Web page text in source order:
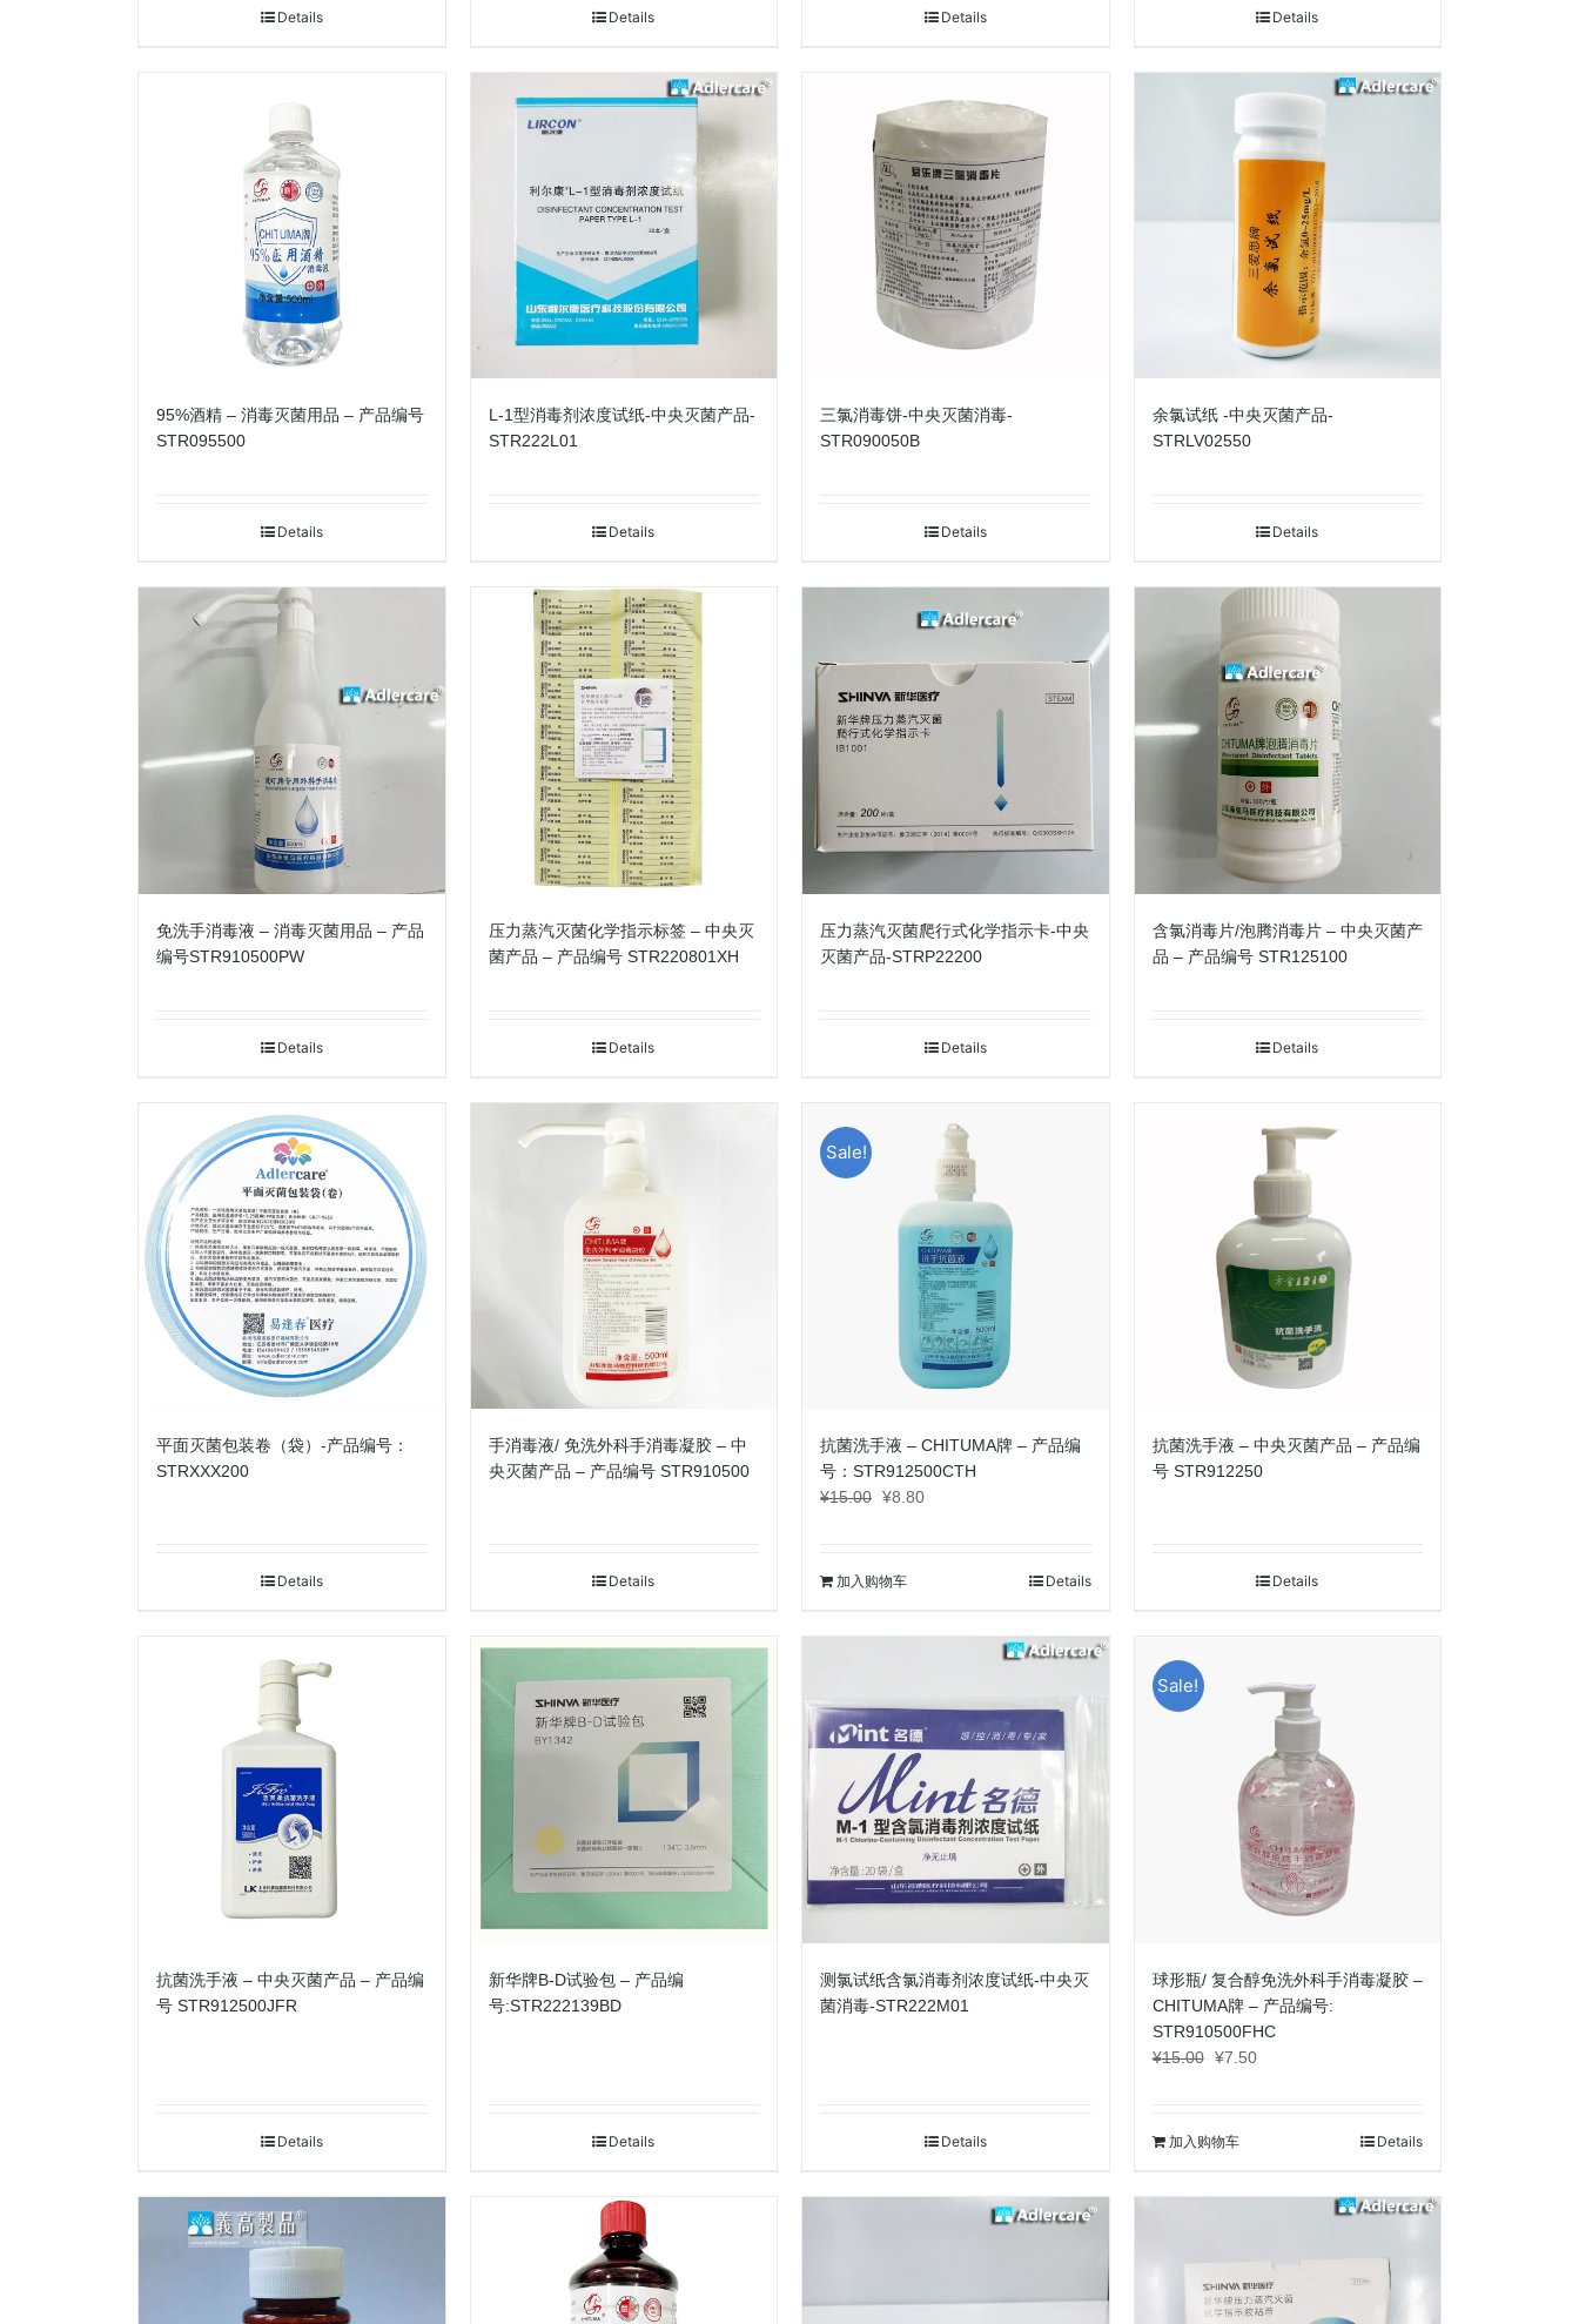
Details Details Details Details
95%酒精 – 消毒灭菌用品 – 产品编号
STR095500
Details
L-1型消毒剂浓度试纸-中央灭菌产品-
STR222L01
Details
三氯消毒饼-中央灭菌消毒-
STR090050B
Details
余氯试纸 -中央灭菌产品-
STRLV02550
Details
免洗手消毒液 – 消毒灭菌用品 – 产品
编号STR910500PW
Details
压力蒸汽灭菌化学指示标签 – 中央灭
菌产品 – 产品编号 STR220801XH
Details
压力蒸汽灭菌爬行式化学指示卡-中央
灭菌产品-STRP22200
Details
含氯消毒片/泡腾消毒片 – 中央灭菌产
品 – 产品编号 STR125100
Details
平面灭菌包装卷（袋）-产品编号：
STRXXX200
Details
手消毒液/ 免洗外科手消毒凝胶 – 中
央灭菌产品 – 产品编号 STR910500
Details
Sale!
抗菌洗手液 – CHITUMA牌 – 产品编
号：STR912500CTH
¥15.00 原
¥15.00。
¥8.80当
加入购物车 Details
抗菌洗手液 – 中央灭菌产品 – 产品编
号 STR912250
Details
抗菌洗手液 – 中央灭菌产品 – 产品编
号 STR912500JFR
Details
新华牌B-D试验包 – 产品编
号:STR222139BD
Details
测氯试纸含氯消毒剂浓度试纸-中央灭
菌消毒-STR222M01
Details
Sale!
球形瓶/ 复合醇免洗外科手消毒凝胶 –
CHITUMA牌 – 产品编号:
STR910500FHC
¥15.00 原
¥15.00。
¥7.50当
加入购物车 Details